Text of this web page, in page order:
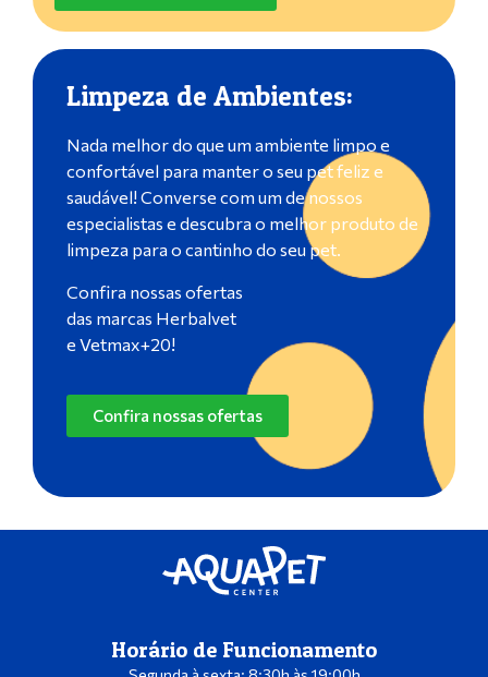
Limpeza de Ambientes:
Nada melhor do que um ambiente limpo e
confortável para manter o seu pet feliz e
saudável! Converse com um de nossos
especialistas e descubra o melhor produto de
limpeza para o cantinho do seu pet.
Confira nossas ofertas
das marcas Herbalvet
e Vetmax+20!
Confira nossas ofertas
Horário de Funcionamento